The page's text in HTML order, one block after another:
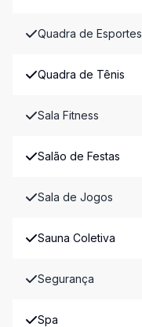
Quadra de Esportes
Quadra de Tênis
Sala Fitness
Salão de Festas
Sala de Jogos
Sauna Coletiva
Segurança
Spa